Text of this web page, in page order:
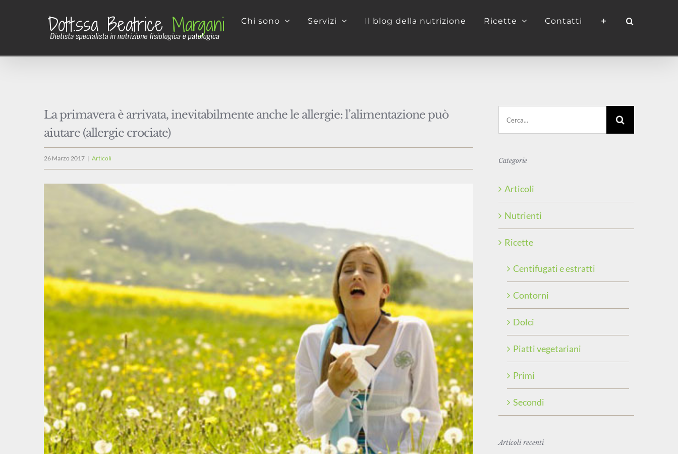
Chi sono Servizi Il blog della nutrizione Ricette Contatti
La primavera è arrivata, inevitabilmente anche le allergie: l’alimentazione può
aiutare (allergie crociate)
26 Marzo 2017 | Articoli
Ingrandisci
Categorie
Articoli
Nutrienti
Ricette
Centifugati e estratti
Contorni
Dolci
Piatti vegetariani
Primi
Secondi
Articoli recenti